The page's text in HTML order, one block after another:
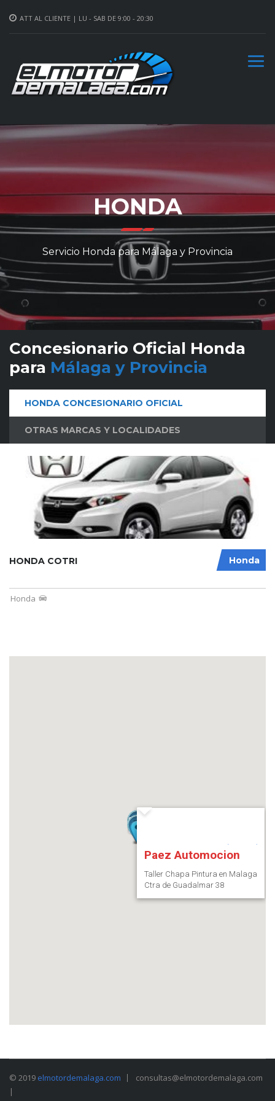
ATT AL CLIENTE | LU - SAB DE 9:00 - 20:30
HONDA
Servicio Honda para Málaga y Provincia
Concesionario Oficial Honda
para Málaga y Provincia
HONDA CONCESIONARIO OFICIAL
OTRAS MARCAS Y LOCALIDADES
Honda
HONDA COTRI
Honda
Paez Automocion
Taller Chapa Pintura en Malaga
Ctra de Guadalmar 38
© 2019 elmotordemalaga.com
consultas@elmotordemalaga.com
|